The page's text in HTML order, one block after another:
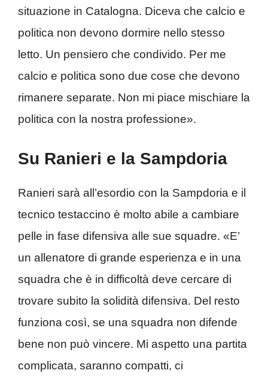
situazione in Catalogna. Diceva che calcio e
politica non devono dormire nello stesso
letto. Un pensiero che condivido. Per me
calcio e politica sono due cose che devono
rimanere separate. Non mi piace mischiare la
politica con la nostra professione».
Su Ranieri e la Sampdoria
Ranieri sarà all’esordio con la Sampdoria e il
tecnico testaccino è molto abile a cambiare
pelle in fase difensiva alle sue squadre. «E’
un allenatore di grande esperienza e in una
squadra che è in difficoltà deve cercare di
trovare subito la solidità difensiva. Del resto
funziona così, se una squadra non difende
bene non può vincere. Mi aspetto una partita
complicata, saranno compatti, ci